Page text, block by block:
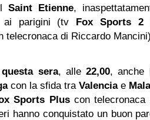
Saint Etienne,
ai parigini (tv Fox Sports 2
telecronaca di Riccardo
questa sera, alle22,00, anche
con la sfida tra Valenciae
Sports Pluscon telecronaca
hanno conquistato un buon